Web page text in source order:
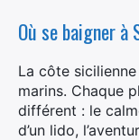
Où se baigner à
La côte
marins. Chaque
différent : le
d’un lido,